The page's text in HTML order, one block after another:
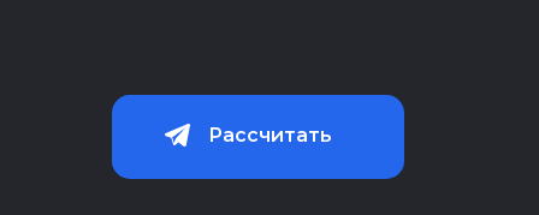
Рассчитать